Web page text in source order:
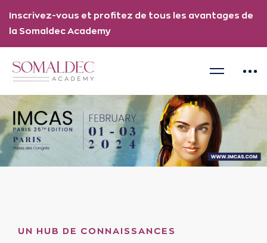
Inscrivez-vous et profitez de tous les avantages de
la Somaldec Academy
UN HUB DE CONNAISSANCES